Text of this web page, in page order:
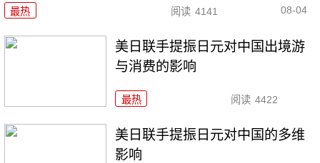
最热 阅读 4141 08-04
美日联手提振日元对中国出境游
与消费的影响
最热 阅读 4422
美日联手提振日元对中国的多维
影响